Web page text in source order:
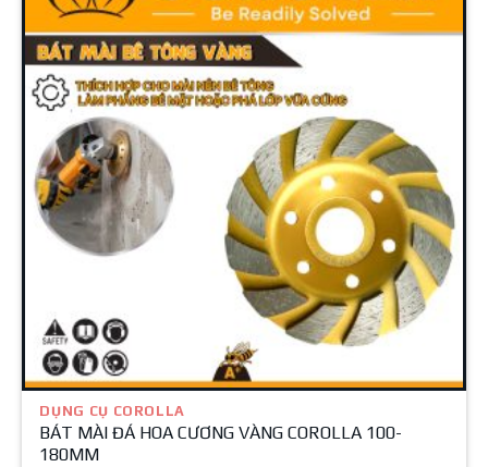
DỤNG CỤ COROLLA
BÁT MÀI ĐÁ HOA CƯƠNG VÀNG COROLLA 100-
180MM